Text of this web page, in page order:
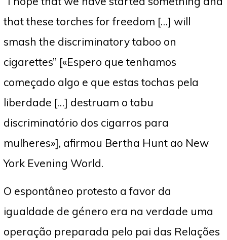
that these torches for freedom […] will
smash the discriminatory taboo on
cigarettes” [«Espero que tenhamos
começado algo e que estas tochas pela
liberdade […] destruam o tabu
discriminatório dos cigarros para
mulheres»], afirmou Bertha Hunt ao New
York Evening World.
O espontâneo protesto a favor da
igualdade de género era na verdade uma
operação preparada pelo pai das Relações